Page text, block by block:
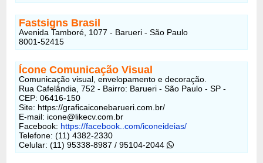
Fastsigns Brasil
Avenida Tamboré, 1077 - Barueri - São Paulo
8001-52415
Ícone Comunicação Visual
Comunicação visual, envelopamento e decoração.
Rua Cafelândia, 752 - Bairro: Barueri - São Paulo - SP -
CEP: 06416-150
Site: https://graficaiconebarueri.com.br/
E-mail: icone@likecv.com.br
Facebook: https://facebook..com/iconeideias/
Telefone: (11) 4382-2330
Celular: (11) 95338-8987 / 95104-2044